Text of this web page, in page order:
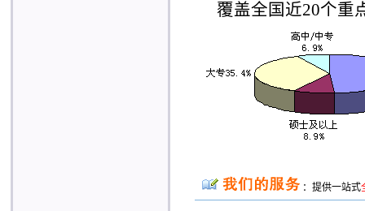
覆盖全国近20个重
：提供一站式